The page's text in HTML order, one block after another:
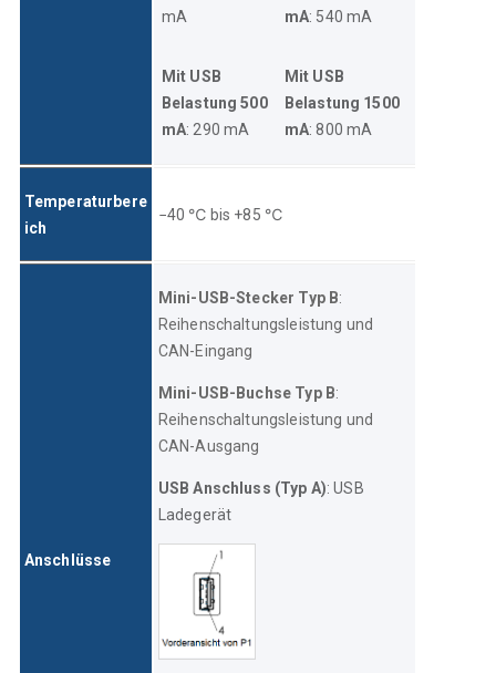
mA
mA: 540 mA
Mit USB
Belastung 500
mA: 290 mA
Mit USB
Belastung 1500
mA: 800 mA
Temperaturbere
ich
−40 ℃ bis +85 ℃
Anschlüsse
Mini-USB-Stecker Typ B:
Reihenschaltungsleistung und
CAN-Eingang
Mini-USB-Buchse Typ B:
Reihenschaltungsleistung und
CAN-Ausgang
USB Anschluss (Typ A): USB
Ladegerät